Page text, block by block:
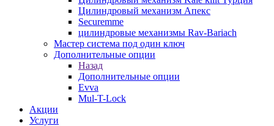
Цилиндровый механизм Апекс
Securemme
цилиндровые механизмы Rav-Bariach
Мастер система под один ключ
Дополнительные опции
Назад
Дополнительные опции
Evva
Mul-T-Lock
Акции
Услуги